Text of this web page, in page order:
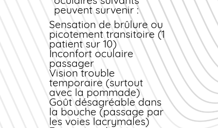
toutefois déconseillé
pendant toute la
durée du traitement
d'une infection
oculaire active.
légère fois/jour
Conjonctivite
sévère
2 gouttes 6
fois/jour jours
Kératite
bactérienne
2 gouttes
toutes les
heures puis
espacement
progressif
10 à
14
jours
Prophylaxie
post-
chirurgicale
1 goutte 4
fois/jour
3 à 5
jours
Application de la
pommade ophtalmique
peuvent survenir :
Sensation de brûlure ou
picotement transitoire (1
patient sur 10)
Inconfort oculaire
passager
Vision trouble
temporaire (surtout
avec la pommade)
Goût désagréable dans
la bouche (passage par
les voies lacrymales)